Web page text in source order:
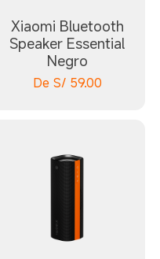
Xiaomi Bluetooth
Speaker Essential
Negro
De S/ 59.00